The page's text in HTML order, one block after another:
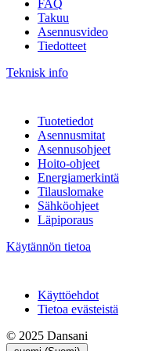
FAQ
Takuu
Asennusvideo
Tiedotteet
Teknisk info
Tuotetiedot
Asennusmitat
Asennusohjeet
Hoito-ohjeet
Energiamerkintä
Tilauslomake
Sähköohjeet
Läpiporaus
Käytännön tietoa
Käyttöehdot
Tietoa evästeistä
© 2025 Dansani